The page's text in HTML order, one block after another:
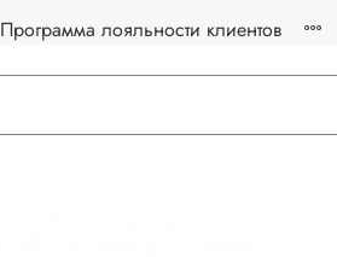
Программа лояльности клиентов